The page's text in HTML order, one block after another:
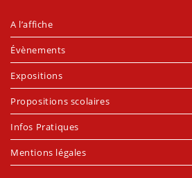
A l’affiche
Évènements
Expositions
Propositions scolaires
Infos Pratiques
Mentions légales